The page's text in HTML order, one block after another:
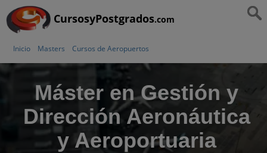
CursosyPostgrados.com
Inicio Masters Cursos de Aeropuertos
Máster en Gestión y
Dirección Aeronáutica
y Aeroportuaria